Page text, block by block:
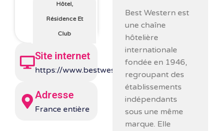
Hôtel,
Résidence Et
Club
Site internet
https://www.bestwestern.fr/
Adresse
France entière
Best Western est
une chaîne
hôtelière
internationale
fondée en 1946,
regroupant des
établissements
indépendants
sous une même
marque. Elle